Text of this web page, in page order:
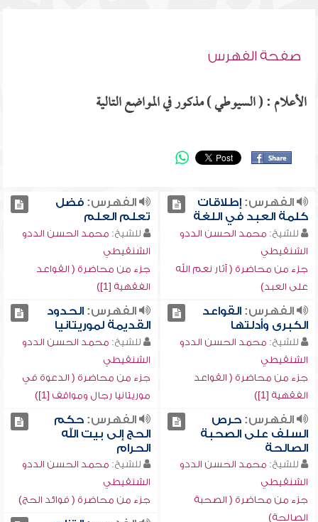
صفحة الفهرس
الأعلام : ( السيوطي ) مذكور في المواضع التالية
الفهرس:إطلاقات
كلمة العبد في اللغة
للشيخ: محمد الحسن الددو
الشنقيطي
جزء من محاضرة ( آثار نعم الله
على العبد)
الفهرس:فضل
تعلم العلم
للشيخ: محمد الحسن الددو
الشنقيطي
جزء من محاضرة ( القواعد
الفقهية [1])
الفهرس:القواعد
الكبرى وأدلتها
للشيخ: محمد الحسن الددو
الشنقيطي
جزء من محاضرة ( القواعد
الفقهية [1])
الفهرس:الحدود
القديمة لموريتانيا
للشيخ: محمد الحسن الددو
الشنقيطي
جزء من محاضرة ( الدعوة في
موريتانيا رجال ومواقف [1])
الفهرس:حرص
السلف على الصحبة
الصالحة
للشيخ: محمد الحسن الددو
الشنقيطي
جزء من محاضرة ( الصحبة
الصالحة)
الفهرس:حكم
الحج إلى بيت الله
الحرام
للشيخ: محمد الحسن الددو
الشنقيطي
جزء من محاضرة ( فوائد الحج)